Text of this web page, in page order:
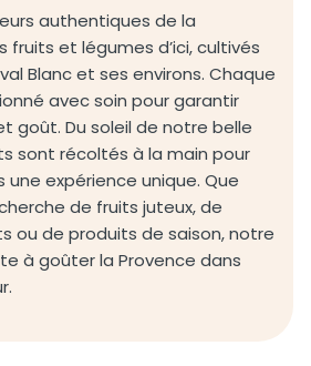
et Aromates
Ouvrir
le
authentiques de la
fruits et légumes d’ici, cultivés
Blanc et ses environs. Chaque
avec soin pour garantir
goût. Du soleil de notre belle
sont récoltés à la main pour
une expérience unique. Que
de fruits juteux, de
ou de produits de saison, notre
à goûter la Provence dans